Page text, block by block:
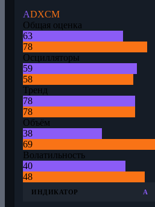
ADXCM
Общая оценка
63
78
Осцилляторы
59
58
Тренд
78
78
Объём
38
69
Волатильность
40
48
ИНДИКАТОР A